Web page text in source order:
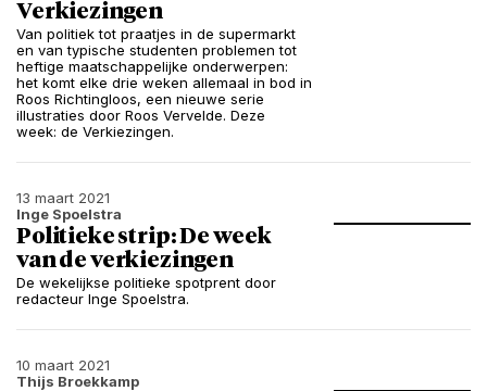
Verkiezingen
Van politiek tot praatjes in de supermarkt
en van typische studenten problemen tot
heftige maatschappelijke onderwerpen:
het komt elke drie weken allemaal in bod in
Roos Richtingloos, een nieuwe serie
illustraties door Roos Vervelde. Deze
week: de Verkiezingen.
13 maart 2021
Inge Spoelstra
Politieke strip: De week
van de verkiezingen
De wekelijkse politieke spotprent door
redacteur Inge Spoelstra.
10 maart 2021
Thijs Broekkamp